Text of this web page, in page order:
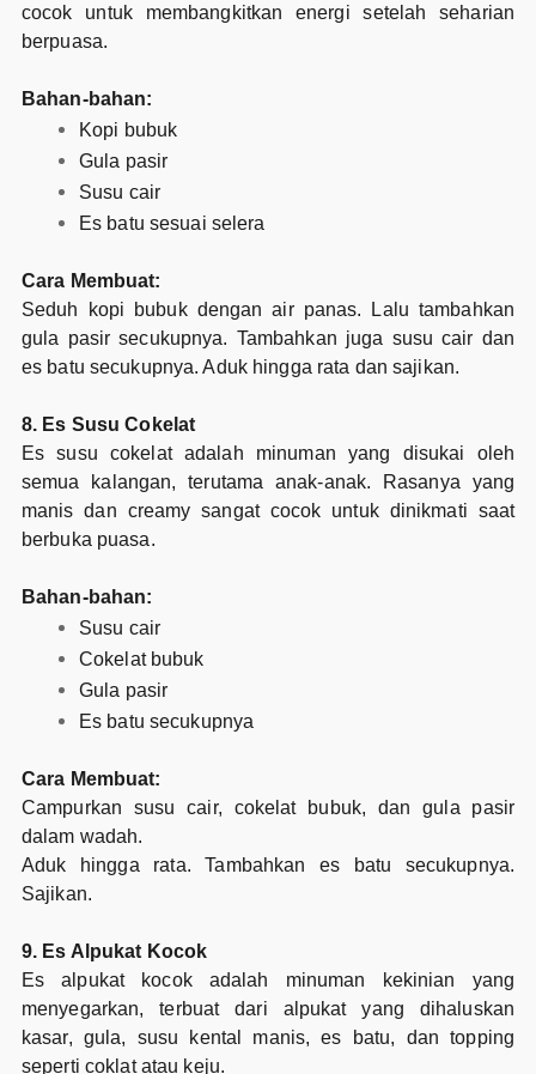
cocok untuk membangkitkan energi setelah seharian
berpuasa.
Bahan-bahan:
Kopi bubuk
Gula pasir
Susu cair
Es batu sesuai selera
Cara Membuat:
Seduh kopi bubuk dengan air panas. Lalu tambahkan
gula pasir secukupnya. Tambahkan juga susu cair dan
es batu secukupnya. Aduk hingga rata dan sajikan.
8. Es Susu Cokelat
Es susu cokelat adalah minuman yang disukai oleh
semua kalangan, terutama anak-anak. Rasanya yang
manis dan creamy sangat cocok untuk dinikmati saat
berbuka puasa.
Bahan-bahan:
Susu cair
Cokelat bubuk
Gula pasir
Es batu secukupnya
Cara Membuat:
Campurkan susu cair, cokelat bubuk, dan gula pasir
dalam wadah.
Aduk hingga rata. Tambahkan es batu secukupnya.
Sajikan.
9. Es Alpukat Kocok
Es alpukat kocok adalah minuman kekinian yang
menyegarkan, terbuat dari alpukat yang dihaluskan
kasar, gula, susu kental manis, es batu, dan topping
seperti coklat atau keju.